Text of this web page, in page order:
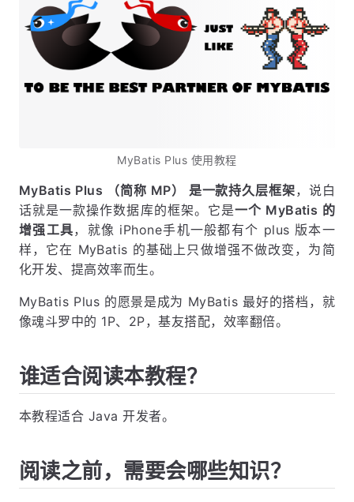
MyBatis Plus 使用教程
MyBatis Plus （简称 MP） 是一款持久层框架，说白
话就是一款操作数据库的框架。它是一个 MyBatis 的
增强工具，就像 iPhone手机一般都有个 plus 版本一
样，它在 MyBatis 的基础上只做增强不做改变，为简
化开发、提高效率而生。
MyBatis Plus 的愿景是成为 MyBatis 最好的搭档，就
像魂斗罗中的 1P、2P，基友搭配，效率翻倍。
谁适合阅读本教程？
本教程适合 Java 开发者。
阅读之前，需要会哪些知识？